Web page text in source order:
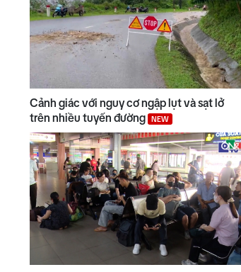
Cảnh giác với nguy cơ ngập lụt và sạt lở
trên nhiều tuyến đường
NEW